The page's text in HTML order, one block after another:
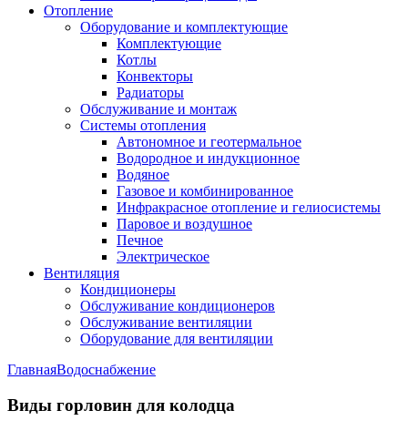
Отопление
Оборудование и комплектующие
Комплектующие
Котлы
Конвекторы
Радиаторы
Обслуживание и монтаж
Системы отопления
Автономное и геотермальное
Водородное и индукционное
Водяное
Газовое и комбинированное
Инфракрасное отопление и гелиосистемы
Паровое и воздушное
Печное
Электрическое
Вентиляция
Кондиционеры
Обслуживание кондиционеров
Обслуживание вентиляции
Оборудование для вентиляции
ГлавнаяВодоснабжение
Виды горловин для колодца